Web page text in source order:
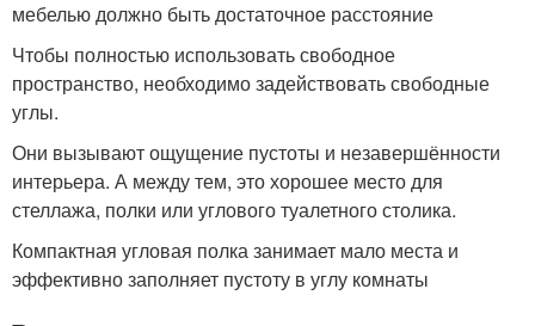
мебелью должно быть достаточное расстояние
Чтобы полностью использовать свободное
пространство, необходимо задействовать свободные
углы.
Они вызывают ощущение пустоты и незавершённости
интерьера. А между тем, это хорошее место для
стеллажа, полки или углового туалетного столика.
Компактная угловая полка занимает мало места и
эффективно заполняет пустоту в углу комнаты